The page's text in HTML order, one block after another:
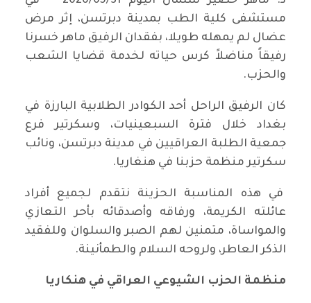
مستشفى كلية الطب بمدينة دبرتسن، إثر مرض
عضال لم يمهله طويلا، بفقدان الرفيق ماهر خسرنا
رفيقاً مناضلاً كرس حياته لخدمة قضايا الشعب
والحزب.
كان الرفيق الراحل أحد الكوادر الطلابية البارزة في
بغداد خلال فترة السبعينيات، وسكرتير فرع
جمعية الطلبة العراقيين في مدينة دبرتسن، ونائب
سكرتير منظمة حزبنا في هنغاريا.
في هذه المناسبة الحزينة نتقدم لجميع أفراد
عائلته الكريمة، ورفاقه وأصدقائه بأحر التعازي
والمواساة، متمنين لهم الصبر والسلوان وللفقيد
الذكر العاطر، ولروحه السلام والطمأنينة.
منظمة الحزب الشيوعي العراقي في هنكاريا